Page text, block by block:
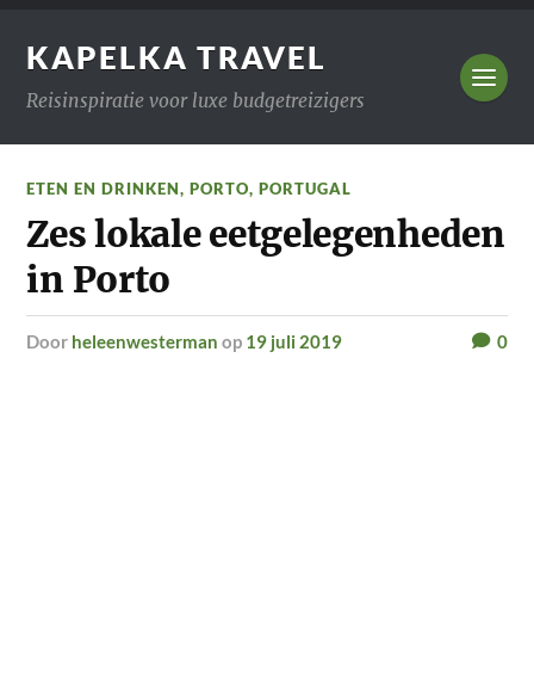
KAPELKA TRAVEL
Reisinspiratie voor luxe budgetreizigers
ETEN EN DRINKEN,PORTO,PORTUGAL
Zes lokale eetgelegenheden
in Porto
door heleenwesterman op 19 juli 2019 0